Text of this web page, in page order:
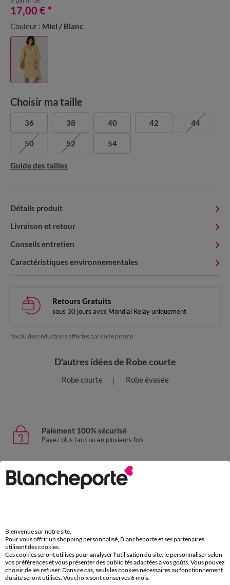
17,00 € *
Couleur : Miel / Blanc
Choisir ma taille
36 38 40 42 44
50 52 54
Guide des tailles
Détails produit
Livraison et retour
Conseils entretien
Caractéristiques environnementales
Retours Gratuits
sous 30 jours avec Mondial Relay uniquement
*exclu des réductions offertes par code promo
D'autres idées de Robe courte
Robe courte Robe évasée
Paiement 100% sécurisé
Payez plus tard ou en plusieurs fois
domicile, relais, consignes automatiques
Service clients
par chat et par téléphone
de 8h00 à 20h00 du lundi au samedi
Bienvenue sur notre site.
Pour vous offrir un shopping personnalisé, Blancheporte et ses partenaires
utilisent des cookies.
Ces cookies seront utilisés pour analyser l'utilisation du site, le personnaliser selon
vos préférences et vous présenter des publicités adaptées à vos goûts. Vous pouvez
choisir de les refuser. Dans ce cas, seuls les cookies nécessaires au fonctionnement
du site seront utilisés. Vos choix sont conservés 6 mois.